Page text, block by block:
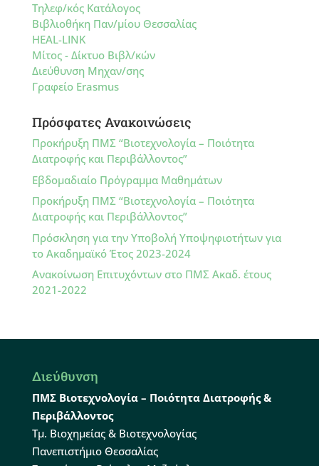
Τηλεφ/κός Κατάλογος
Βιβλιοθήκη Παν/μίου Θεσσαλίας
HEAL-LINK
Μίτος - Δίκτυο Βιβλ/κών
Διεύθυνση Μηχαν/σης
Γραφείο Erasmus
Πρόσφατες Ανακοινώσεις
Προκήρυξη ΠΜΣ “Βιοτεχνολογία – Ποιότητα
Διατροφής και Περιβάλλοντος”
Εβδομαδιαίο Πρόγραμμα Μαθημάτων
Προκήρυξη ΠΜΣ “Βιοτεχνολογία – Ποιότητα
Διατροφής και Περιβάλλοντος”
Πρόσκληση για την Υποβολή Υποψηφιοτήτων για
το Ακαδημαϊκό Έτος 2023-2024
Ανακοίνωση Επιτυχόντων στο ΠΜΣ Ακαδ. έτους
2021-2022
Διεύθυνση
ΠΜΣ Βιοτεχνολογία – Ποιότητα Διατροφής &
Περιβάλλοντος
Τμ. Βιοχημείας & Βιοτεχνολογίας
Πανεπιστήμιο Θεσσαλίας